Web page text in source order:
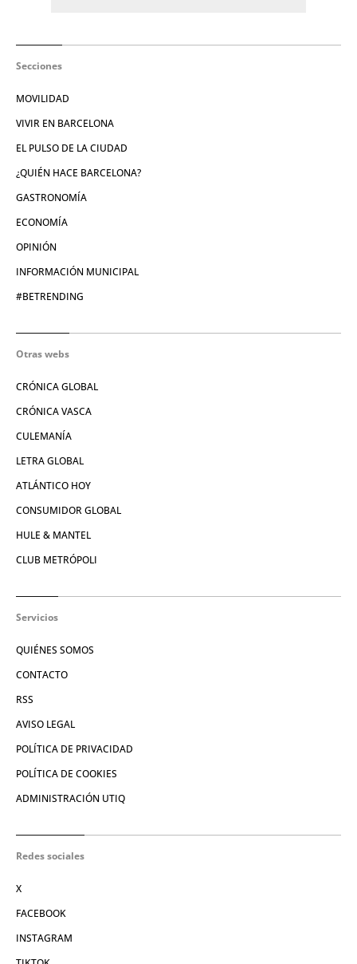
Secciones
MOVILIDAD
VIVIR EN BARCELONA
EL PULSO DE LA CIUDAD
¿QUIÉN HACE BARCELONA?
GASTRONOMÍA
ECONOMÍA
OPINIÓN
INFORMACIÓN MUNICIPAL
#BETRENDING
Otras webs
CRÓNICA GLOBAL
CRÓNICA VASCA
CULEMANÍA
LETRA GLOBAL
ATLÁNTICO HOY
CONSUMIDOR GLOBAL
HULE & MANTEL
CLUB METRÓPOLI
Servicios
QUIÉNES SOMOS
CONTACTO
RSS
AVISO LEGAL
POLÍTICA DE PRIVACIDAD
POLÍTICA DE COOKIES
ADMINISTRACIÓN UTIQ
Redes sociales
X
FACEBOOK
INSTAGRAM